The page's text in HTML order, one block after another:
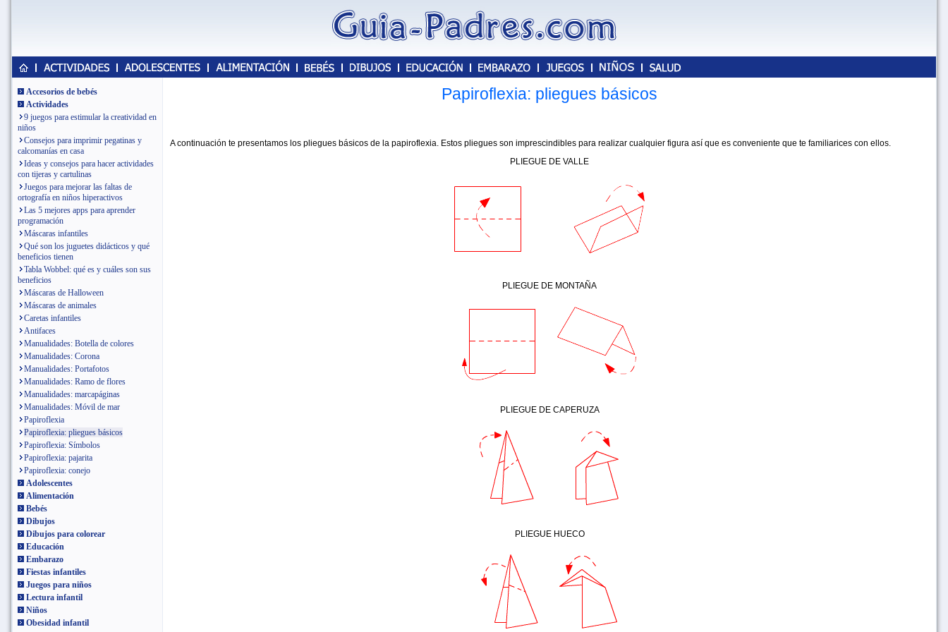
Accesorios de bebés
Actividades
9 juegos para estimular la creatividad en
niños
Consejos para imprimir pegatinas y
calcomanías en casa
Ideas y consejos para hacer actividades
con tijeras y cartulinas
Juegos para mejorar las faltas de
ortografía en niños hiperactivos
Las 5 mejores apps para aprender
programación
Máscaras infantiles
Qué son los juguetes didácticos y qué
beneficios tienen
Tabla Wobbel: qué es y cuáles son sus
beneficios
Máscaras de Halloween
Máscaras de animales
Caretas infantiles
Antifaces
Manualidades: Botella de colores
Manualidades: Corona
Manualidades: Portafotos
Manualidades: Ramo de flores
Manualidades: marcapáginas
Manualidades: Móvil de mar
Papiroflexia
Papiroflexia: pliegues básicos
Papiroflexia: Símbolos
Papiroflexia: pajarita
Papiroflexia: conejo
Adolescentes
Alimentación
Bebés
Dibujos
Dibujos para colorear
Educación
Embarazo
Fiestas infantiles
Juegos para niños
Lectura infantil
Niños
Obesidad infantil
Papiroflexia: pliegues básicos
A continuación te presentamos los pliegues básicos de la papiroflexia. Estos pliegues son imprescindibles para realizar cualquier figura así que es conveniente que te familiarices con ellos.
PLIEGUE DE VALLE
PLIEGUE DE MONTAÑA
PLIEGUE DE CAPERUZA
PLIEGUE HUECO